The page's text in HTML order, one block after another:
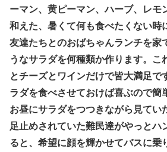
ーマン、黄ピーマン、ハーブ、レモ
和えた、暑くて何も食べたくない時
友達たちとのおばちゃんランチを家
うなサラダを何種類か作ります。こ
とチーズとワインだけで皆大満足で
ラダを食べさせておけば喜ぶので簡
お昼にサラダをつつきながら見てい
足止めされていた難民達がやっとハ
ると、希望に顔を輝かせてバスに乗